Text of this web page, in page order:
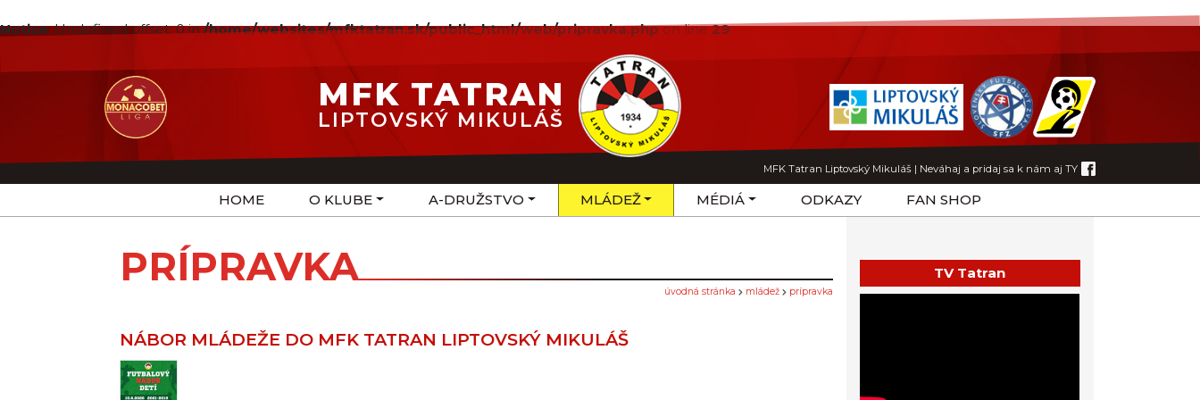
Notice: Undefined offset: 0 in/home/websites/mfktatran.sk/public_html/web/pripravka.phpon line29
MFK TATRAN
LIPTOVSKÝ MIKULÁŠ
MFK Tatran Liptovský Mikuláš | Neváhaj a pridaj sa k nám aj TY
HOME O KLUBE A-DRUŽSTVO MLÁDEŽ MÉDIÁ ODKAZY FAN SHOP
PRÍPRAVKA
úvodná stránka mládež prípravka
NÁBOR MLÁDEŽE DO MFK TATRAN LIPTOVSKÝ MIKULÁŠ
TV Tatran